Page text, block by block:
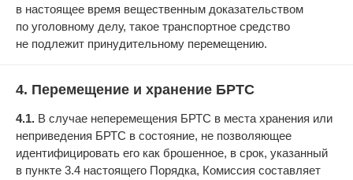
в настоящее время вещественным доказательством
по уголовному делу, такое транспортное средство
не подлежит принудительному перемещению.
4. Перемещение и хранение БРТС
4.1. В случае неперемещения БРТС в места хранения или
неприведения БРТС в состояние, не позволяющее
идентифицировать его как брошенное, в срок, указанный
в пункте 3.4 настоящего Порядка, Комиссия составляет